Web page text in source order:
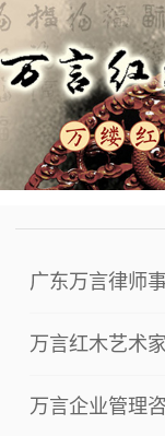
广东万言律师
万言红木艺术
万言企业管理